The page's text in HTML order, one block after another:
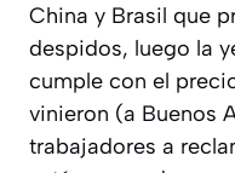
China y Brasil que
despidos, luego la
cumple con el
vinieron (a Buenos
trabajadores a